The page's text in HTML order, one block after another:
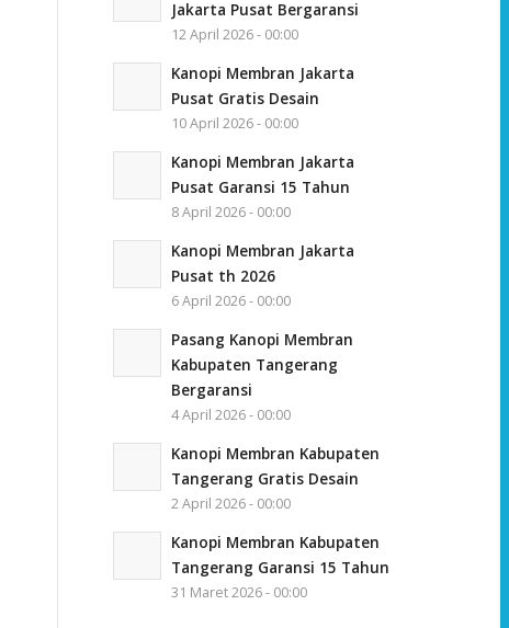
Jakarta Pusat Bergaransi
12 April 2026 - 00:00
Kanopi Membran Jakarta
Pusat Gratis Desain
10 April 2026 - 00:00
Kanopi Membran Jakarta
Pusat Garansi 15 Tahun
8 April 2026 - 00:00
Kanopi Membran Jakarta
Pusat th 2026
6 April 2026 - 00:00
Pasang Kanopi Membran
Kabupaten Tangerang
Bergaransi
4 April 2026 - 00:00
Kanopi Membran Kabupaten
Tangerang Gratis Desain
2 April 2026 - 00:00
Kanopi Membran Kabupaten
Tangerang Garansi 15 Tahun
31 Maret 2026 - 00:00